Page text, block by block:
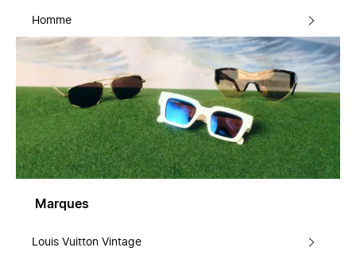
Homme
Marques
Louis Vuitton Vintage